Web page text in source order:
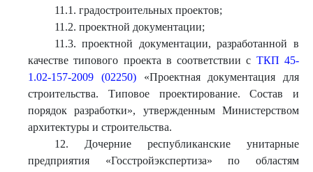
11.1. градостроительных проектов;
11.2. проектной документации;
11.3. проектной документации, разработанной в
качестве типового проекта в соответствии с ТКП 45-
1.02-157-2009 (02250)«Проектная документация для
строительства. Типовое проектирование. Состав и
порядок разработки», утвержденным Министерством
архитектуры и строительства.
12. Дочерние республиканские унитарные
предприятия «Госстройэкспертиза» по областям